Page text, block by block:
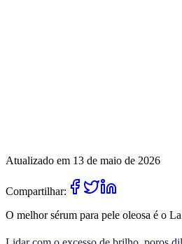
Atualizado em 13 de maio de 2026
Compartilhar:
O melhor sérum para pele oleosa é o